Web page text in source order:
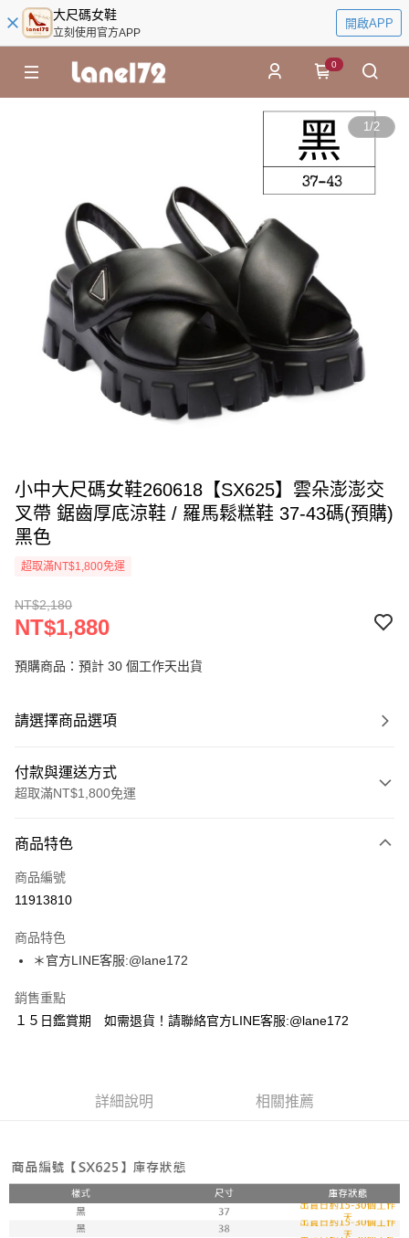
大尺碼女鞋
立刻使用官方APP
開啟APP
0
1/2
小中大尺碼女鞋260618【SX625】雲朵澎澎交
叉帶 鋸齒厚底涼鞋 / 羅馬鬆糕鞋 37-43碼(預購)
黑色
超取滿NT$1,800免運
NT$2,180
NT$1,880
預購商品：預計 30 個工作天出貨
請選擇商品選項
付款與運送方式
超取滿NT$1,800免運
信用卡一次付款
超商取貨付款
Apple Pay
街口支付
悠遊付
付款後全家取貨
每筆NT$100，滿NT$1,800(含以上)免運費
商品特色
商品編號
11913810
商品特色
＊官方LINE客服:@lane172
銷售重點
１５日鑑賞期 如需退貨！請聯絡官方LINE客服:@lane172
詳細說明 相關推薦